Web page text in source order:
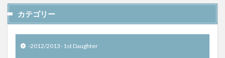
カテゴリー
-2012/2013- 1st Daughter